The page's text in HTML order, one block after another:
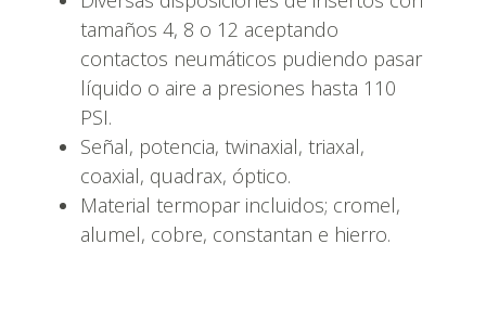
tamaños 4, 8 o 12 aceptando
contactos neumáticos pudiendo pasar
líquido o aire a presiones hasta 110
PSI.
Señal, potencia, twinaxial, triaxal,
coaxial, quadrax, óptico.
Material termopar incluidos; cromel,
alumel, cobre, constantan e hierro.